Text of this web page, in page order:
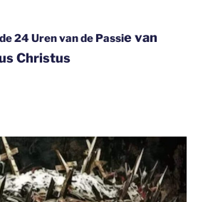
de 24 Uren van de Passie van
Christus